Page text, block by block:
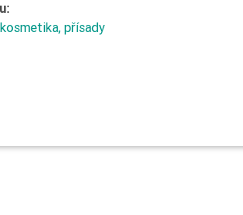
přísady